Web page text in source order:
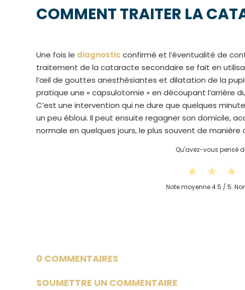
COMMENT TRAITER LA
Une fois le diagnostic confirmé et l’éventualité de
traitement de la cataracte secondaire se fait en
l’œil de gouttes anesthésiantes et dilatation de la
pratique une « capsulotomie » en découpant l’arrière
C’est une intervention qui ne dure que quelques
un peu ébloui. Il peut ensuite regagner son domicile,
normale en quelques jours, le plus souvent de manière
Qu'avez-vous pensé
Note moyenne4.5 / 5.
0 COMMENTAIRES
SOUMETTRE UN COMMENTAIRE